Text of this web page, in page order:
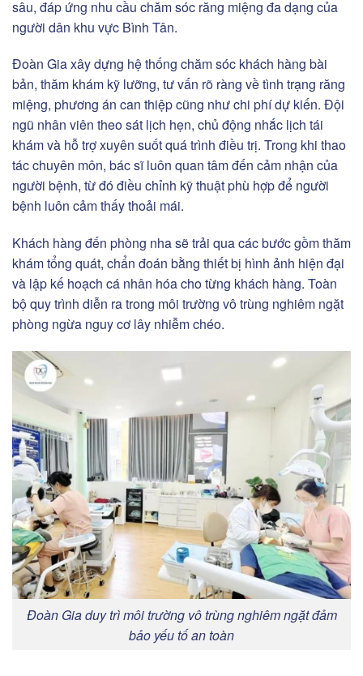
sâu, đáp ứng nhu cầu chăm sóc răng miệng đa dạng của
người dân khu vực Bình Tân.
Đoàn Gia xây dựng hệ thống chăm sóc khách hàng bài
bản, thăm khám kỹ lưỡng, tư vấn rõ ràng về tình trạng răng
miệng, phương án can thiệp cũng như chi phí dự kiến. Đội
ngũ nhân viên theo sát lịch hẹn, chủ động nhắc lịch tái
khám và hỗ trợ xuyên suốt quá trình điều trị. Trong khi thao
tác chuyên môn, bác sĩ luôn quan tâm đến cảm nhận của
người bệnh, từ đó điều chỉnh kỹ thuật phù hợp để người
bệnh luôn cảm thấy thoải mái.
Khách hàng đến phòng nha sẽ trải qua các bước gồm thăm
khám tổng quát, chẩn đoán bằng thiết bị hình ảnh hiện đại
và lập kế hoạch cá nhân hóa cho từng khách hàng. Toàn
bộ quy trình diễn ra trong môi trường vô trùng nghiêm ngặt
phòng ngừa nguy cơ lây nhiễm chéo.
Đoàn Gia duy trì môi trường vô trùng nghiêm ngặt đảm
bảo yếu tố an toàn